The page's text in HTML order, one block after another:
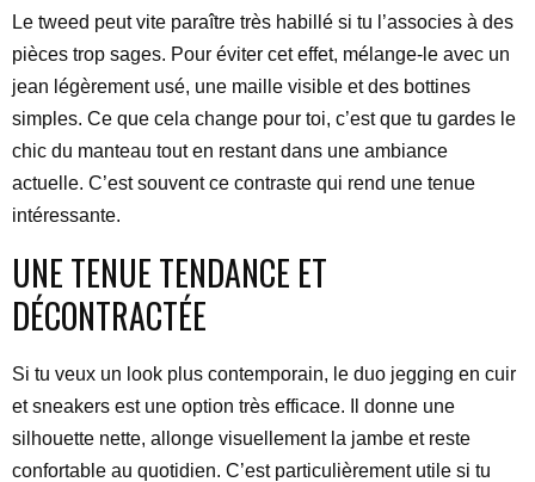
Le tweed peut vite paraître très habillé si tu l’associes à des
pièces trop sages. Pour éviter cet effet, mélange-le avec un
jean légèrement usé, une maille visible et des bottines
simples. Ce que cela change pour toi, c’est que tu gardes le
chic du manteau tout en restant dans une ambiance
actuelle. C’est souvent ce contraste qui rend une tenue
intéressante.
UNE TENUE TENDANCE ET
DÉCONTRACTÉE
Si tu veux un look plus contemporain, le duo jegging en cuir
et sneakers est une option très efficace. Il donne une
silhouette nette, allonge visuellement la jambe et reste
confortable au quotidien. C’est particulièrement utile si tu